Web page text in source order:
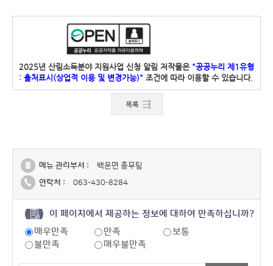
2025년 산림소득분야 지원사업 신청 알림 저작물은 "공공누리 제1유형
: 출처표시(상업적 이용 및 변경가능)" 조건에 따라 이용할 수 있습니다.
메뉴 관리부서 :
백운면 총무팀
연락처 :
063-430-8284
이 페이지에서 제공하는 정보에 대하여 만족하십니까?
매우만족
만족
보통
불만족
매우불만족